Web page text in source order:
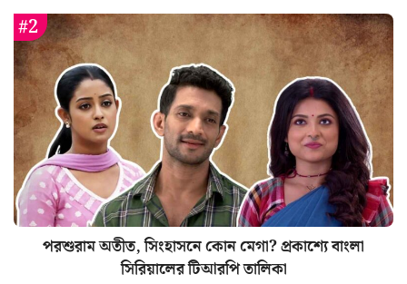
পরশুরাম অতীত, সিংহাসনে কোন মেগা? প্রকাশ্যে বাংলা
সিরিয়ালের টিআরপি তালিকা